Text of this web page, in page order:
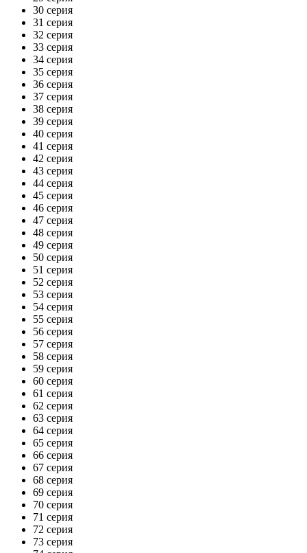
30 серия
31 серия
32 серия
33 серия
34 серия
35 серия
36 серия
37 серия
38 серия
39 серия
40 серия
41 серия
42 серия
43 серия
44 серия
45 серия
46 серия
47 серия
48 серия
49 серия
50 серия
51 серия
52 серия
53 серия
54 серия
55 серия
56 серия
57 серия
58 серия
59 серия
60 серия
61 серия
62 серия
63 серия
64 серия
65 серия
66 серия
67 серия
68 серия
69 серия
70 серия
71 серия
72 серия
73 серия